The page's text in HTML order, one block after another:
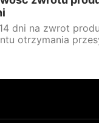
dni na zwrot
otrzymania